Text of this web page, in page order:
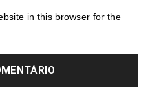
in this browser for the